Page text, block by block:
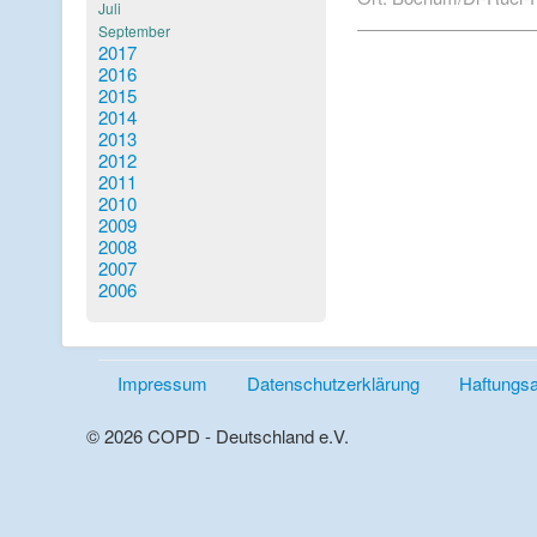
Juli
September
2017
2016
2015
2014
2013
2012
2011
2010
2009
2008
2007
2006
Impressum Datenschutzerklärung
© 2026 COPD - Deutschland e.V.